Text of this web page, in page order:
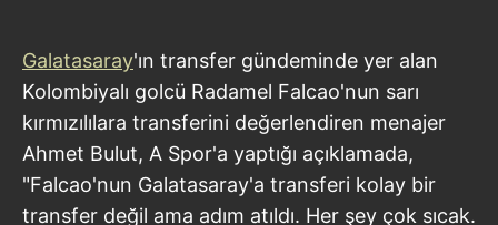
Galatasaray'ın transfer gündeminde yer alan
Kolombiyalı golcü Radamel Falcao'nun sarı
kırmızılılara transferini değerlendiren menajer
Ahmet Bulut, A Spor'a yaptığı açıklamada,
"Falcao'nun Galatasaray'a transferi kolay bir
transfer değil ama adım atıldı. Her şey çok sıcak.